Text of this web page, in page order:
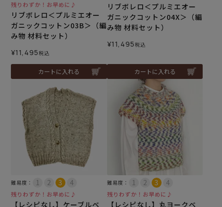
残りわずか！お早めに♪
リブボレロ＜プルミエオー
ガニックコットン03B＞（編
み物 材料セット）
¥11,495税込
カートに入れる
リブボレロ＜プルミエオー
ガニックコットン04X＞（編
み物 材料セット）
¥11,495税込
カートに入れる
難易度：
残りわずか！お早めに♪
【レシピなし】ケーブルベ
難易度：
残りわずか！お早めに♪
【レシピなし】丸ヨークベ